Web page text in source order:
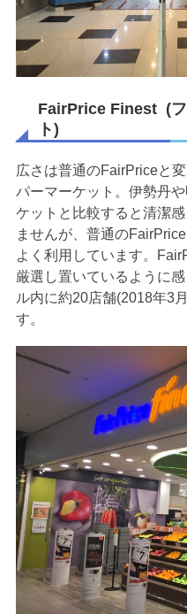
FairPrice Finest (
ト)
広さは普通のFairPriceと
パーマーケット。伊勢丹
ケットと比較すると清潔
ませんが、普通の
よく利用しています。
厳選し置いているように
ル内に約20店舗(2018年3
す。